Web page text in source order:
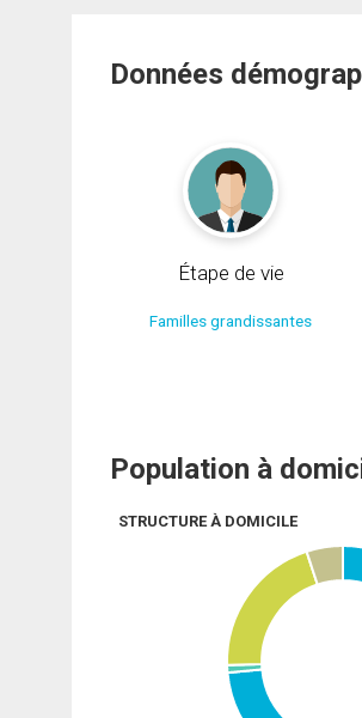
Données
Étape de vie
Familles grandissantes
Population à
STRUCTURE À DOMICILE